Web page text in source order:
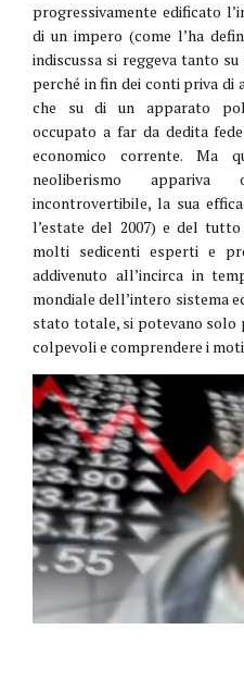
progressivamente edificato
di un impero (come l’ha
indiscussa si reggeva tanto su
perché in fin dei conti priva di
che su di un apparato
occupato a far da dedita
economico corrente. Ma
neoliberismo appariva
incontrovertibile, la sua
l’estate del 2007) e del
molti sedicenti esperti e
addivenuto all’incirca in
mondiale dell’intero sistema
stato totale, si potevano solo
colpevoli e comprendere i